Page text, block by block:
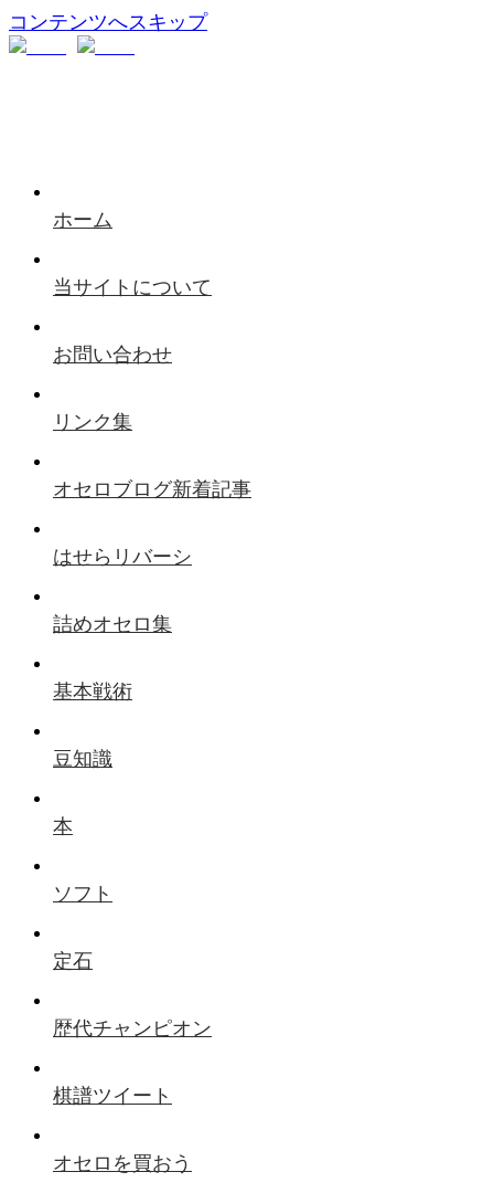
コンテンツへスキップ
ホーム
当サイトについて
お問い合わせ
リンク集
オセロブログ新着記事
はせらリバーシ
詰めオセロ集
基本戦術
豆知識
本
ソフト
定石
歴代チャンピオン
棋譜ツイート
オセロを買おう